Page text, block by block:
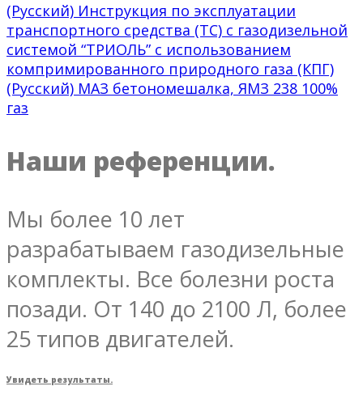
(Русский) Инструкция по эксплуатации
транспортного средства (ТС) с газодизельной
системой “ТРИОЛЬ” с использованием
компримированного природного газа (КПГ)
(Русский) МАЗ бетономешалка, ЯМЗ 238 100%
газ
Наши референции.
Мы более 10 лет
разрабатываем газодизельные
комплекты. Все болезни роста
позади. От 140 до 2100 Л, более
25 типов двигателей.
Увидеть результаты.